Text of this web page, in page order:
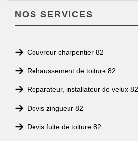
NOS SERVICES
Couvreur charpentier 82
Rehaussement de toiture 82
Réparateur, installateur de velux 82
Devis zingueur 82
Devis fuite de toiture 82